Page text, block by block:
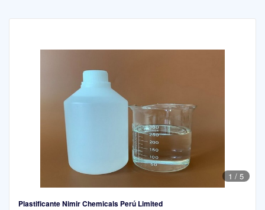
1 / 5
Plastificante Nimir Chemicals Perú Limited